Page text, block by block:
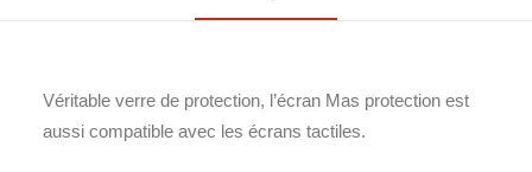
Véritable verre de protection, l’écran Mas protection est
aussi compatible avec les écrans tactiles.